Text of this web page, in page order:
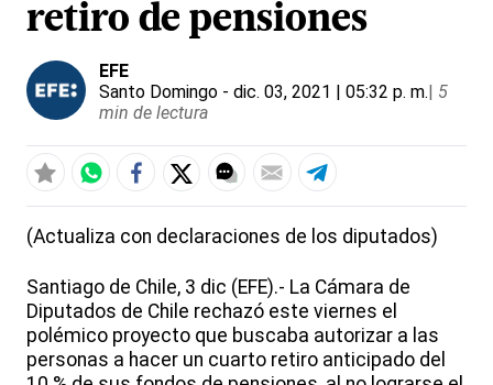
retiro de pensiones
EFE
Santo Domingo - dic. 03, 2021 | 05:32 p. m.| 5
min de lectura
(Actualiza con declaraciones de los diputados)
Santiago de Chile, 3 dic (EFE).- La Cámara de
Diputados de Chile rechazó este viernes el
polémico proyecto que buscaba autorizar a las
personas a hacer un cuarto retiro anticipado del